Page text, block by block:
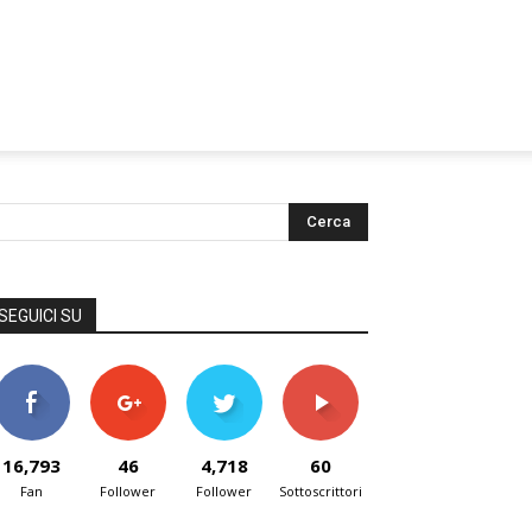
SU
16,793
Fan
46
Follower
4,718
Follower
60
Sottoscrittori